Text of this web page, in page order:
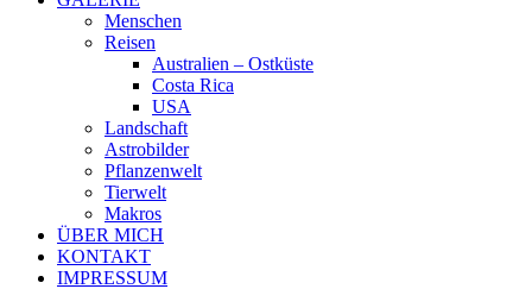
Menschen
Reisen
Australien – Ostküste
Costa Rica
USA
Landschaft
Astrobilder
Pflanzenwelt
Tierwelt
Makros
ÜBER MICH
KONTAKT
IMPRESSUM